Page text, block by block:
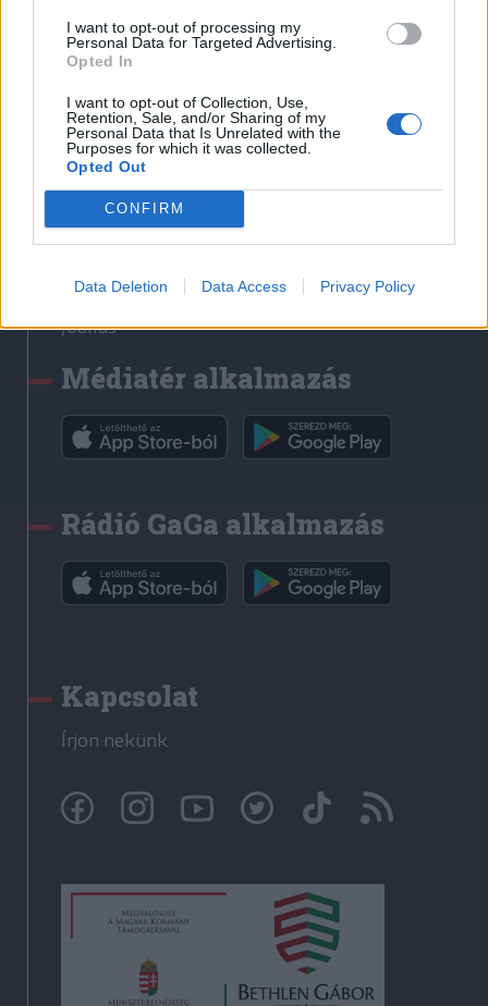
I want to opt-out of processing my
Personal Data for Targeted Advertising.
Opted In
I want to opt-out of Collection, Use,
Retention, Sale, and/or Sharing of my
Personal Data that Is Unrelated with the
Purposes for which it was collected.
Opted Out
CONFIRM
Data Deletion Data Access Privacy Policy
Médiatér
Liget
Krónika
Bihari Napló
Erdélyi Napló
Főtér
Rádió GaGa
Jóállás
Médiatér alkalmazás
Rádió GaGa alkalmazás
Kapcsolat
Írjon nekünk